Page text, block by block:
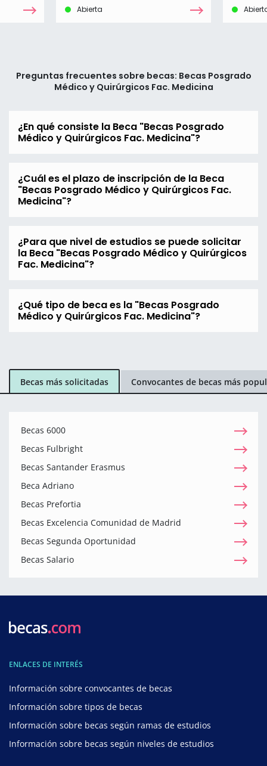
Abierta
Preguntas frecuentes sobre becas: Becas Posgrado
Médico y Quirúrgicos Fac. Medicina
¿En qué consiste la Beca "Becas Posgrado
Médico y Quirúrgicos Fac. Medicina"?
¿Cuál es el plazo de inscripción de la Beca
"Becas Posgrado Médico y Quirúrgicos Fac.
Medicina"?
¿Para que nivel de estudios se puede solicitar
la Beca "Becas Posgrado Médico y Quirúrgicos
Fac. Medicina"?
¿Qué tipo de beca es la "Becas Posgrado
Médico y Quirúrgicos Fac. Medicina"?
Becas más solicitadas Convocantes de becas más
Becas 6000
Becas Fulbright
Becas Santander Erasmus
Beca Adriano
Becas Prefortia
Becas Excelencia Comunidad de Madrid
Becas Segunda Oportunidad
Becas Salario
ENLACES DE INTERÉS
Información sobre convocantes de becas
Información sobre tipos de becas
Información sobre becas según ramas de estudios
Información sobre becas según niveles de estudios